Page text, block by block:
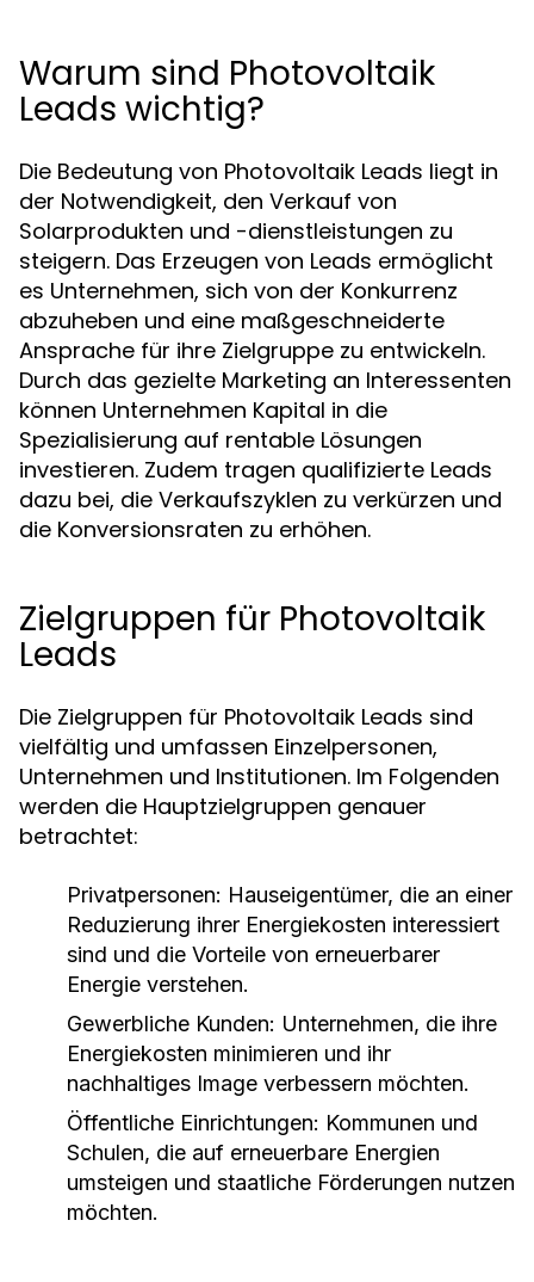
Warum sind Photovoltaik
Leads wichtig?
Die Bedeutung von Photovoltaik Leads liegt in
der Notwendigkeit, den Verkauf von
Solarprodukten und -dienstleistungen zu
steigern. Das Erzeugen von Leads ermöglicht
es Unternehmen, sich von der Konkurrenz
abzuheben und eine maßgeschneiderte
Ansprache für ihre Zielgruppe zu entwickeln.
Durch das gezielte Marketing an Interessenten
können Unternehmen Kapital in die
Spezialisierung auf rentable Lösungen
investieren. Zudem tragen qualifizierte Leads
dazu bei, die Verkaufszyklen zu verkürzen und
die Konversionsraten zu erhöhen.
Zielgruppen für Photovoltaik
Leads
Die Zielgruppen für Photovoltaik Leads sind
vielfältig und umfassen Einzelpersonen,
Unternehmen und Institutionen. Im Folgenden
werden die Hauptzielgruppen genauer
betrachtet:
Privatpersonen: Hauseigentümer, die an einer
Reduzierung ihrer Energiekosten interessiert
sind und die Vorteile von erneuerbarer
Energie verstehen.
Gewerbliche Kunden: Unternehmen, die ihre
Energiekosten minimieren und ihr
nachhaltiges Image verbessern möchten.
Öffentliche Einrichtungen: Kommunen und
Schulen, die auf erneuerbare Energien
umsteigen und staatliche Förderungen nutzen
möchten.